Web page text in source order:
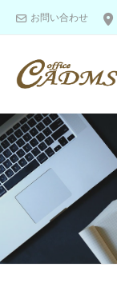
へ
ス
キ
ッ
お問い合わせ
オ
フ
ィ
ス
キ
ド
ム
図
面
作
成
＆
モ
リ
フ
ィ
キ
ド
ム
ス